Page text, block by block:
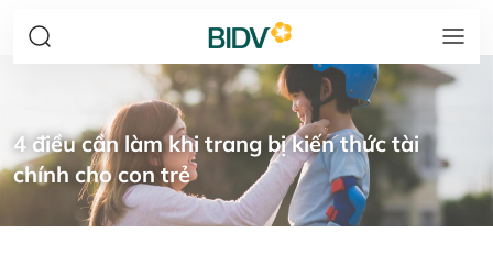
4 điều cần làm khi trang bị kiến thức tài
chính cho con trẻ